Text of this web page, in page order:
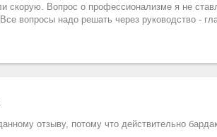
скорую. Вопрос о профессионализме я не
вопросы надо решать через руководство -
отзыву, потому что действительно